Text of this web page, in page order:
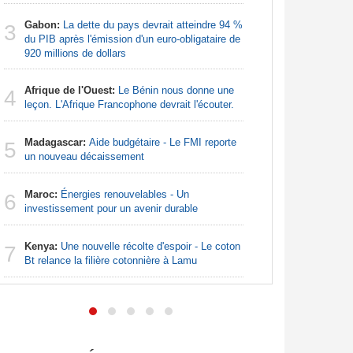
3 Gabon: La dette du pays devrait atteindre 94 %
du PIB après l'émission d'un euro-obligataire de
920 millions de dollars
4 Afrique de l'Ouest: Le Bénin nous donne une
leçon. L'Afrique Francophone devrait l'écouter.
5 Madagascar: Aide budgétaire - Le FMI reporte
un nouveau décaissement
6 Maroc: Énergies renouvelables - Un
investissement pour un avenir durable
7 Kenya: Une nouvelle récolte d'espoir - Le coton
Bt relance la filière cotonnière à Lamu